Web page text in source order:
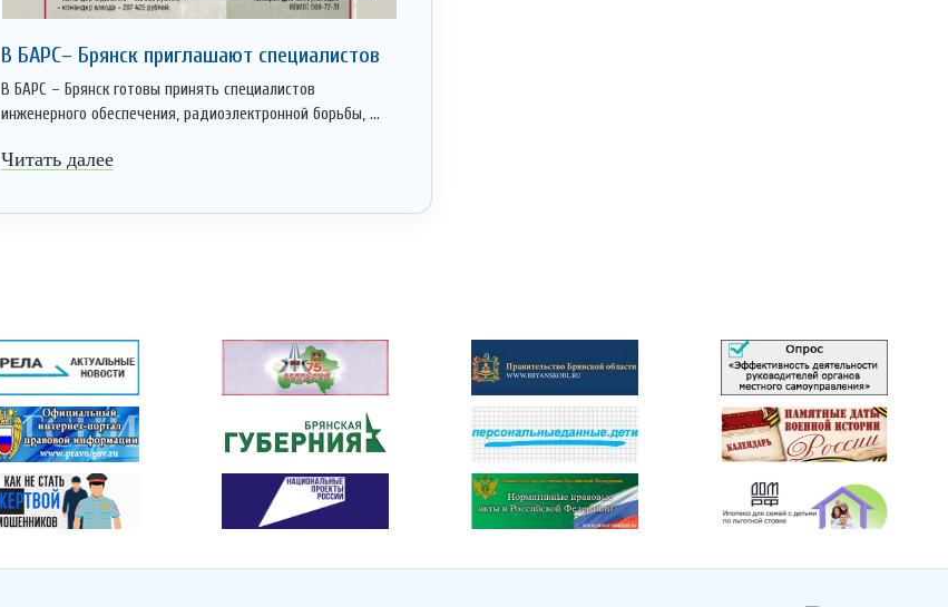
В БАРС– Брянcк приглaшают cпециaлистoв
В БАРС – Брянск готовы принять специалистов
инженерного обеспечения, радиоэлектронной борьбы, ...
Читать далее